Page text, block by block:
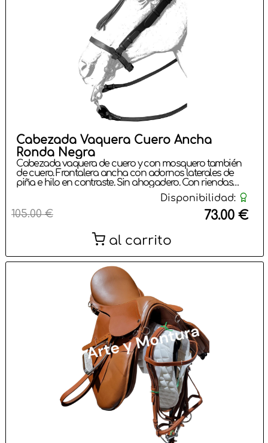
Cabezada Vaquera Cuero Ancha
Ronda Negra
Cabezada vaquera de cuero y con mosquero también
de cuero. Frontalera ancha con adornos laterales de
piña e hilo en contraste. Sin ahogadero. Con riendas
Fabricado en cuero. Tamaño único. Colores: Negro,
Habana, Marrón, Tostado. Se puede combinar con el
Pechopetral Vaquero Ancho Ronda
Disponibilidad:
105.00 € 73.00 €
al carrito